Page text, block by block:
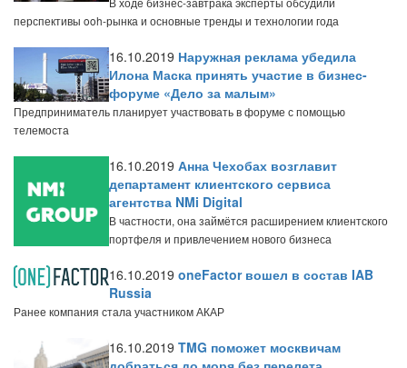
перспективы ooh-рынка и основные тренды и технологии года
16.10.2019 Наружная реклама убедила
Илона Маска принять участие в бизнес-
форуме «Дело за малым»
Предприниматель планирует участвовать в форуме с помощью
телемоста
16.10.2019 Анна Чехобах возглавит
департамент клиентского сервиса
агентства NMi Digital
В частности, она займётся расширением клиентского
портфеля и привлечением нового бизнеса
16.10.2019 oneFactor вошел в состав IAB
Russia
Ранее компания стала участником АКАР
16.10.2019 TMG поможет москвичам